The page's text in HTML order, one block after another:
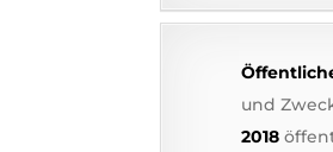
und
2018